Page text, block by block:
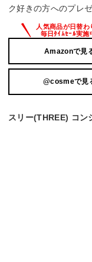
ク好きの方へのプレ
Amazonで見
@cosmeで見
スリー(THREE) コン